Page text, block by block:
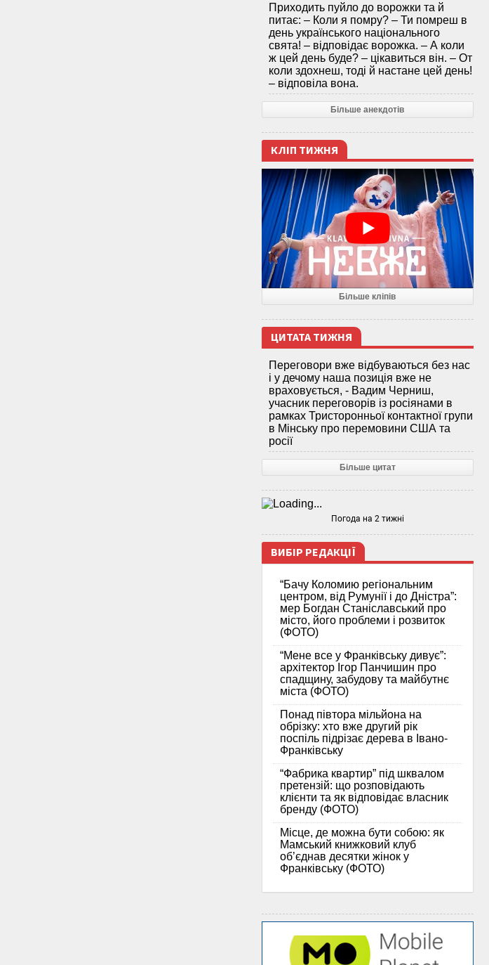
Приходить пуйло до ворожки та й
питає: – Коли я помру? – Ти помреш в
день українського національного
свята! – відповідає ворожка. – А коли
ж цей день буде? – цікавиться він. – От
коли здохнеш, тоді й настане цей день!
– відповіла вона.
Більше анекдотів
КЛІП ТИЖНЯ
Більше кліпів
ЦИТАТА ТИЖНЯ
Переговори вже відбуваються без нас
і у дечому наша позиція вже не
враховується, - Вадим Черниш,
учасник переговорів із росіянами в
рамках Тристоронньої контактної групи
в Мінську про перемовини США та
росії
Більше цитат
Погода на 2 тижні
ВИБІР РЕДАКЦІЇ
“Бачу Коломию регіональним
центром, від Румунії і до Дністра”:
мер Богдан Станіславський про
місто, його проблеми і розвиток
(ФОТО)
“Мене все у Франківську дивує”:
архітектор Ігор Панчишин про
спадщину, забудову та майбутнє
міста (ФОТО)
Понад півтора мільйона на
обрізку: хто вже другий рік
поспіль підрізає дерева в Івано-
Франківську
“Фабрика квартир” під шквалом
претензій: що розповідають
клієнти та як відповідає власник
бренду (ФОТО)
Місце, де можна бути собою: як
Мамський книжковий клуб
об’єднав десятки жінок у
Франківську (ФОТО)